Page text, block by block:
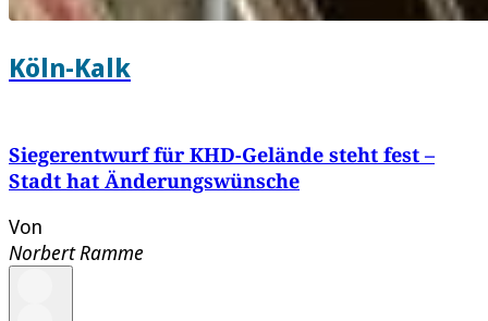
Köln-Kalk
Siegerentwurf für KHD-Gelände steht fest –
Stadt hat Änderungswünsche
Von
Norbert Ramme